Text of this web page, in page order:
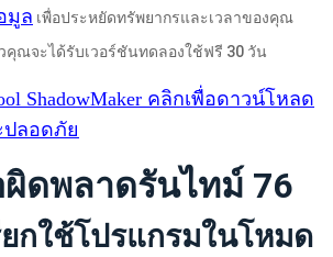
มูล เพื่อประหยัดทรัพยากรและเวลาของคุณ
คุณจะได้รับเวอร์ชันทดลองใช้ฟรี 30 วัน
ShadowMaker คลิกเพื่อดาวน์โหลด
ปลอดภัย
ดพลาดรันไทม์ 76
ยกใช้โปรแกรมในโหมด